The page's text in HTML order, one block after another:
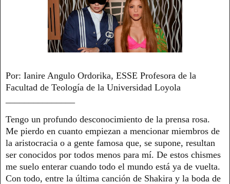
Por: Ianire Angulo Ordorika, ESSE Profesora de la
Facultad de Teología de la Universidad Loyola
Tengo un profundo desconocimiento de la prensa rosa.
Me pierdo en cuanto empiezan a mencionar miembros de
la aristocracia o a gente famosa que, se supone, resultan
ser conocidos por todos menos para mí. De estos chismes
me suelo enterar cuando todo el mundo está ya de vuelta.
Con todo, entre la última canción de Shakira y la boda de